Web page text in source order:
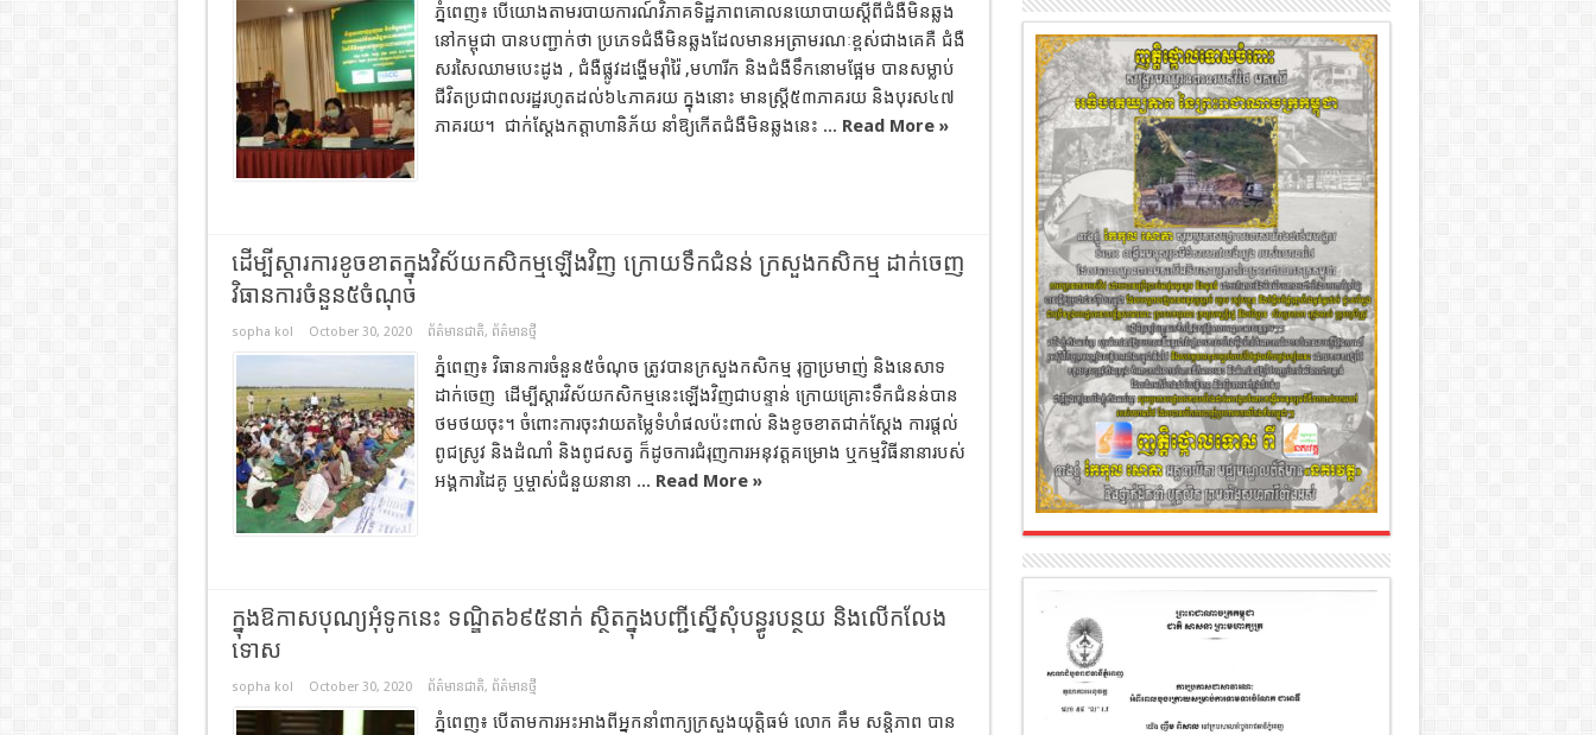
ភ្នំពេញ​៖ បើយោងតាម​របាយការណ៍​វិភាគ​ទិដ្ឋភាព​គោលនយោបាយ​ស្ដីពី​ជំងឺមិនឆ្លង​
នៅ​កម្ពុជា​ បានបញ្ជាក់ថា ប្រភេទ​ជំងឺមិនឆ្លង​ដែលមាន​អត្រា​មរណៈ​ខ្ពស់​ជាងគេ​គឺ ជំងឺ​
សរសៃឈាម​បេះដូង , ជំងឺ​ផ្លូវដង្ហើម​រ៉ាំរ៉ៃ ,​មហារីក និង​ជំងឺ​ទឹកនោមផ្អែម​ បានសម្លាប់​
ជីវិត​ប្រជាពលរដ្ឋ​រហូតដល់​៦៤​ភាគរយ ក្នុងនោះ មាន​ស្ត្រី​៥៣​ភាគរយ និង​បុរស​៤៧​
ភាគរយ។ ជាក់ស្តែងកត្តា​ហានិភ័យ នាំឱ្យ​កើត​ជំងឺមិនឆ្លង​នេះ ... Read More »
ដើម្បី​ស្តារ​ការខូចខាត​ក្នុង​វិស័យកសិកម្មឡើងវិញ ក្រោយទឹកជំនន់ ក្រសួងកសិកម្ម ដាក់​ចេញ​
វិធានការ​ចំនួន​៥​ចំណុច
sopha kol October 30, 2020 ព័ត៌មានជាតិ, ព័ត៌មានថ្មី
ភ្នំពេញ៖ វិធាន​ការចំនួន​៥​ចំណុច ត្រូវបាន​ក្រសួងកសិកម្ម រុក្ខាប្រមាញ់ និង​នេសាទ​
ដាក់ចេញ ដើម្បី​ស្តារ​វិស័យ​កសិកម្ម​នេះ​ឡើងវិញ​ជាបន្ទាន់ ក្រោយ​គ្រោះទឹកជំនន់​បាន​
ថមថយ​ចុះ​។ ចំពោះការចុះ​វាយតម្លៃ​ទំហំ​ផលប៉ះពាល់ និង​ខូចខាត​ជាក់ស្ដែង ការផ្តល់​
ពូជស្រូវ និង​ដំណាំ និង​ពូជ​សត្វ ក៏​ដូច​ការជំរុញ​ការអនុវត្ត​គម្រោង ឬ​កម្មវិធី​នានា​របស់​
អង្គការ​ដៃគូ ឬ​ម្ចាស់ជំនួយ​នានា ... Read More »
ក្នុងឱកាស​បុណ្យអុំទូក​នេះ ទណ្ឌិត​៦៩៥​នាក់ ស្ថិតក្នុង​បញ្ជី​ស្នើសុំ​បន្ធូរបន្ថយ និង​លើកលែង
ទោស​
sopha kol October 30, 2020 ព័ត៌មានជាតិ, ព័ត៌មានថ្មី
​ភ្នំពេញ​៖ បើតាមការអះអាងពីអ្នកនាំពាក្យ​ក្រសួងយុត្តិធម៌ លោក គឹម សន្តិភាព បាន